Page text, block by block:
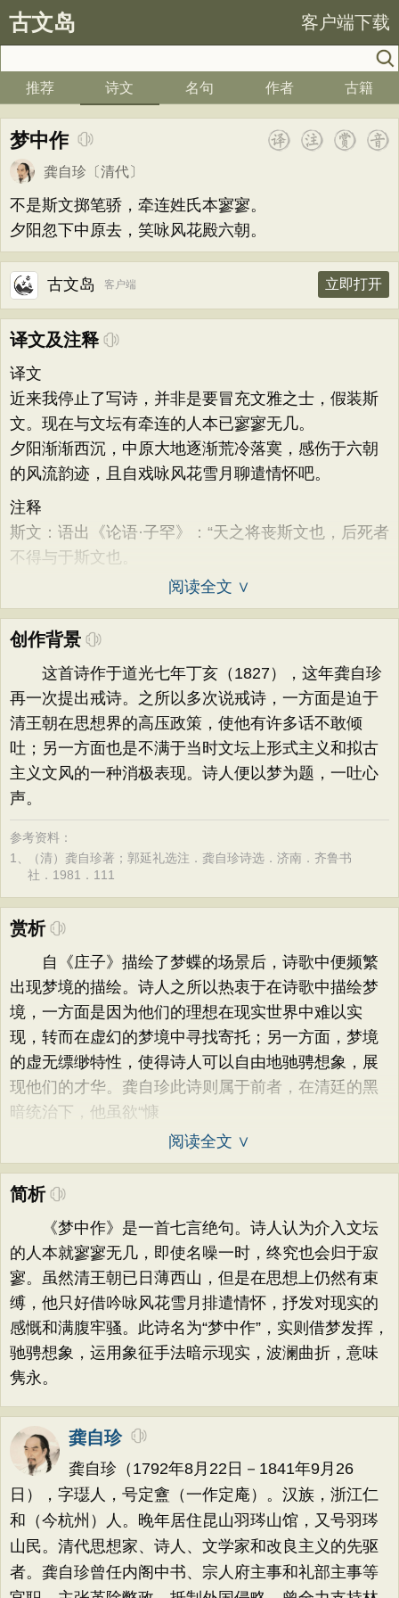
古文岛 客户端下载
推荐 诗文 名句 作者 古籍
梦中作
龚自珍 〔清代〕
不是斯文掷笔骄，牵连姓氏本寥寥。
夕阳忽下中原去，笑咏风花殿六朝。
古文岛 客户端 立即打开
译文及注释
译文
近来我停止了写诗，并非是要冒充文雅之士，假装斯
文。现在与文坛有牵连的人本已寥寥无几。
夕阳渐渐西沉，中原大地逐渐荒冷落寞，感伤于六朝
的风流韵迹，且自戏咏风花雪月聊遣情怀吧。
注释
斯文：语出《论语·子罕》：“天之将丧斯文也，后死者
不得与于斯文也。
阅读全文 ∨
创作背景
这首诗作于道光七年丁亥（1827），这年龚自珍
再一次提出戒诗。之所以多次说戒诗，一方面是迫于
清王朝在思想界的高压政策，使他有许多话不敢倾
吐；另一方面也是不满于当时文坛上形式主义和拟古
主义文风的一种消极表现。诗人便以梦为题，一吐心
声。
参考资料：
1、
（清）龚自珍著；郭延礼选注．龚自珍诗选．济南．齐鲁书
社．1981．111
赏析
自《庄子》描绘了梦蝶的场景后，诗歌中便频繁
出现梦境的描绘。诗人之所以热衷于在诗歌中描绘梦
境，一方面是因为他们的理想在现实世界中难以实
现，转而在虚幻的梦境中寻找寄托；另一方面，梦境
的虚无缥缈特性，使得诗人可以自由地驰骋想象，展
现他们的才华。龚自珍此诗则属于前者，在清廷的黑
暗统治下，他虽欲“慷
阅读全文 ∨
简析
《梦中作》是一首七言绝句。诗人认为介入文坛
的人本就寥寥无几，即使名噪一时，终究也会归于寂
寥。虽然清王朝已日薄西山，但是在思想上仍然有束
缚，他只好借吟咏风花雪月排遣情怀，抒发对现实的
感慨和满腹牢骚。此诗名为“梦中作”，实则借梦发挥，
驰骋想象，运用象征手法暗示现实，波澜曲折，意味
隽永。
龚自珍
龚自珍（1792年8月22日－1841年9月26
日），字璱人，号定盦（一作定庵）。汉族，浙江仁
和（今杭州）人。晚年居住昆山羽琌山馆，又号羽琌
山民。清代思想家、诗人、文学家和改良主义的先驱
者。龚自珍曾任内阁中书、宗人府主事和礼部主事等